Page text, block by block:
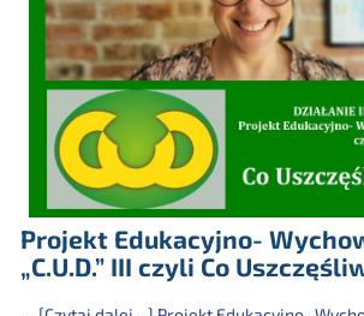
Projekt Edukacyjno-
„C.U.D.” III czyli Co